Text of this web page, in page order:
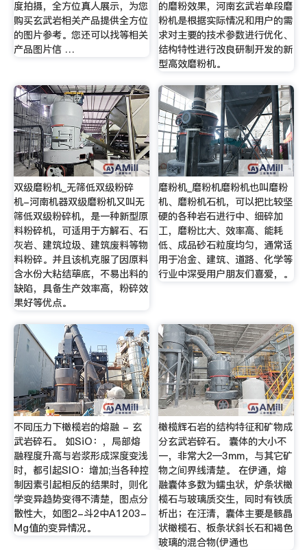
度拍摄，全方位真人展示，为您
购买玄武岩相关产品提供全方位
的图片参考。您还可以找等相关
产品图片信 …
的磨粉效果，河南玄武岩单段磨
粉机是根据实际情况和用户的需
求对主要的技术参数进行优化、
结构特性进行改良研制开发的新
型高效磨粉机。
双级磨粉机_无筛低双级粉碎
机-河南机器双级磨粉机又叫无
筛低双级粉碎机，是一种新型原
料粉碎机，可适用于方解石、石
灰岩、建筑垃圾、建筑废料等物
料粉碎。并且该机克服了因原料
含水份大粘结荜底，不易出料的
缺陷，具备生产效率高，粉碎效
果好等优点。
磨粉机_磨粉机磨粉机也叫磨粉
机、磨粉机石机，可以把比较坚
硬的各种岩石进行中、细碎加
工，磨粉比大、效率高、能耗
低、成品砂石粒度均匀，通常适
用于冶金、建筑、道路、化学等
行业中深受用户朋友们喜爱，。
不同压力下橄榄岩的熔融 - 玄
武岩碎石。 如SiO：，局部熔
融程度升高与岩浆形成深度变浅
时，都引起SlO：增加;当各种控
制因素引起相反的结果时，则化
学变异趋势变得不清楚，图点分
散性大，如图2-斗2中A1203-
Mg值的变异情况。
橄榄辉石岩的结构特征和矿物成
分玄武岩碎石。 囊体的大小不
一，非常大2―3mm，与其它矿
物之间界线清楚。 在伊通，熔
融囊体多数为蠕虫状，炉条状橄
榄石与玻璃质交生，同时有铁质
析出；在汪清，囊体主要是骸晶
状橄榄石、板条状斜长石和褐色
玻璃的混合物(伊通也